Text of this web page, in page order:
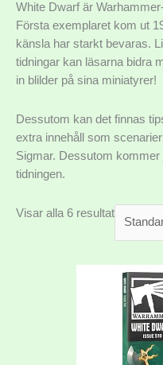
White Dwarf är
Första exemplaret kom ut
känsla har starkt bevaras.
tidningar kan läsarna bidra
in blilder på sina miniatyrer!
Dessutom kan det finnas
extra innehåll som
Sigmar. Dessutom
tidningen.
Visar alla 6 resultat